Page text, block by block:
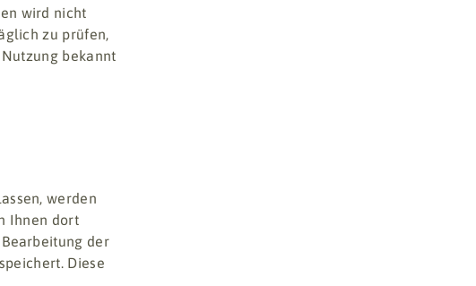
wird nicht
zu prüfen,
bekannt
werden
Ihnen dort
der
Diese